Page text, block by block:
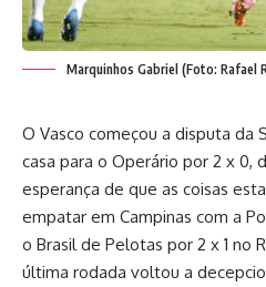
Marquinhos Gabriel (Foto: Rafael
O Vasco começou a disputa da
casa para o Operário por 2 x 0,
esperança de que as coisas
empatar em Campinas com a
o Brasil de Pelotas por 2 x 1 no
última rodada voltou a